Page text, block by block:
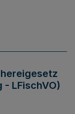
LFischVO)